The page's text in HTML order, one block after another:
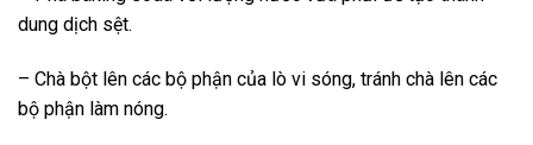
dung dịch sệt.
– Chà bột lên các bộ phận của lò vi sóng, tránh chà lên các
bộ phận làm nóng.